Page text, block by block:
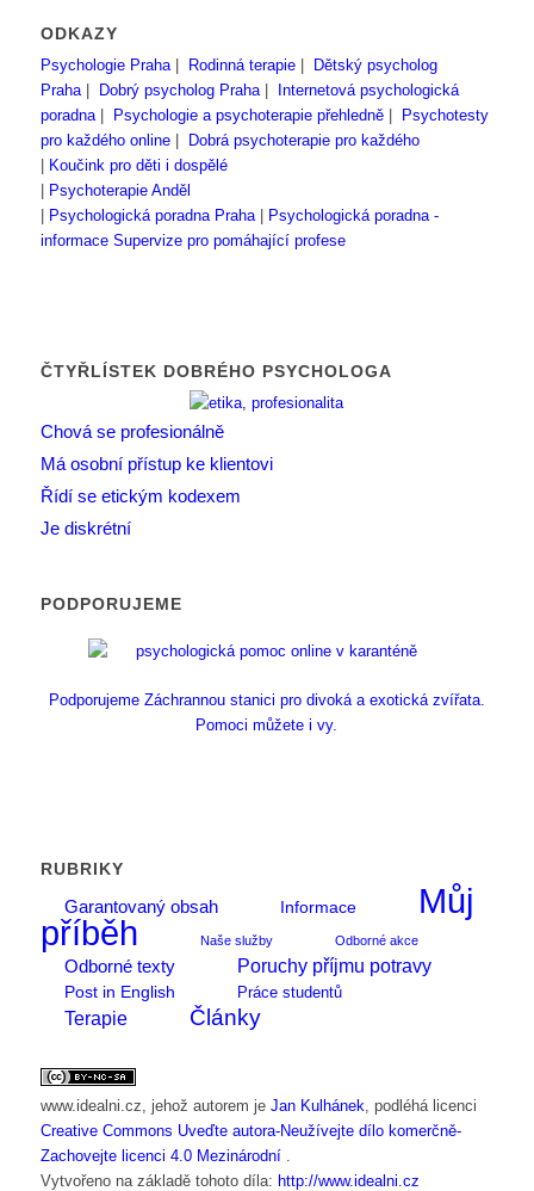
ODKAZY
Psychologie Praha| Rodinná terapie|
Dětský psycholog
Praha| Dobrý psycholog Praha|
Internetová psychologická
poradna| Psychologie a psychoterapie přehledně|
Psychotesty
pro každého online|
Dobrá psychoterapie pro každého
Koučink pro děti i dospělé
Psychoterapie Anděl
Psychologická poradna Praha|
Psychologická poradna -
informace Supervize pro pomáhající profese
ČTYŘLÍSTEK DOBRÉHO PSYCHOLOGA
Chová se profesionálně
Má osobní přístup ke klientovi
Řídí se etickým kodexem
Je diskrétní
PODPORUJEME
Podporujeme Záchrannou stanici pro divoká a exotická zvířata.
Pomoci můžete i vy.
RUBRIKY
Garantovaný obsah
Informace
Můj
příběh
Naše služby Odborné akce
Odborné texty Poruchy příjmu potravy
Post in English Práce studentů
Terapie Články
www.idealni.cz , jehož autorem je Jan Kulhánek , podléhá licenci
Creative Commons Uveďte autora-Neužívejte dílo komerčně-
Zachovejte licenci 4.0 Mezinárodní
Vytvořeno na základě tohoto díla: http://www.idealni.cz